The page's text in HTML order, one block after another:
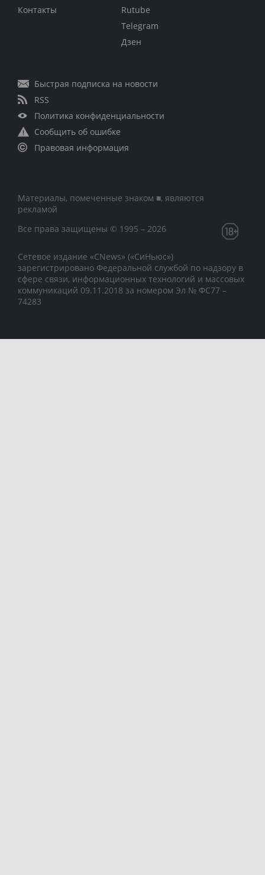
Контакты
Rutube
Telegram
Дзен
Быстрая подписка на новости
RSS
Политика конфиденциальности
Сообщить об ошибке
Правовая информация
Материалы, помеченные знаком ■, являются
рекламой
Все права защищены © 1995 – 2026
Сетевое издание «CNews» («СиНьюс»)
зарегистрировано Федеральной службой по надзору в
сфере связи, информационных технологий и массовых
коммуникаций 09.11.2018 за номером Эл № ФС77 –
74283